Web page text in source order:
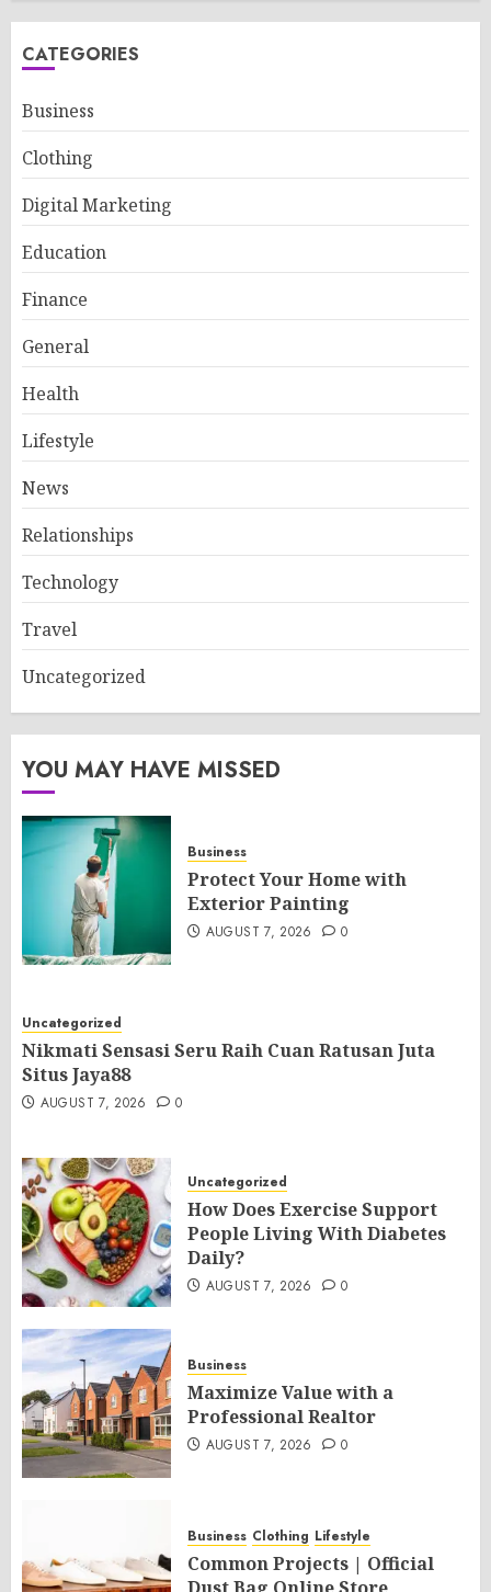
CATEGORIES
Business
Clothing
Digital Marketing
Education
Finance
General
Health
Lifestyle
News
Relationships
Technology
Travel
Uncategorized
YOU MAY HAVE MISSED
Business
Protect Your Home with
Exterior Painting
AUGUST 7, 2026 0
Uncategorized
Nikmati Sensasi Seru Raih Cuan Ratusan Juta
Situs Jaya88
AUGUST 7, 2026 0
Uncategorized
How Does Exercise Support
People Living With Diabetes
Daily?
AUGUST 7, 2026 0
Business
Maximize Value with a
Professional Realtor
AUGUST 7, 2026 0
Business Clothing Lifestyle
Common Projects | Official